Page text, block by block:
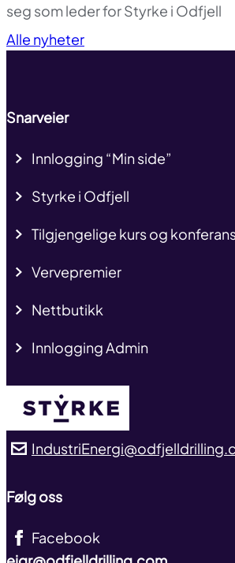
seg som leder for Styrke i Odfjell
Alle nyheter
Snarveier
Innlogging “Min side”
Styrke i Odfjell
Tilgjengelige kurs og
Vervepremier
Nettbutikk
Innlogging Admin
Følg oss
Facebook